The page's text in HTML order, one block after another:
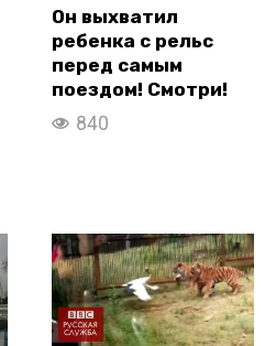
Он выхватил
ребенка с рельс
перед самым
поездом! Смотри!
840